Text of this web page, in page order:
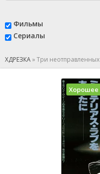
Фильмы
Сериалы
ХДРЕЗКА»Три
Хорошее